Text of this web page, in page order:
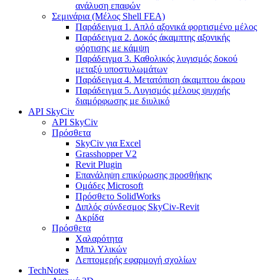
ανάλυση επαφών
Σεμινάρια (Μέλος Shell FEA)
Παράδειγμα 1. Απλό αξονικά φορτισμένο μέλος
Παράδειγμα 2. Δοκός άκαμπτης αξονικής
φόρτισης με κάμψη
Παράδειγμα 3. Καθολικός λυγισμός δοκού
μεταξύ υποστυλωμάτων
Παράδειγμα 4. Μετατόπιση άκαμπτου άκρου
Παράδειγμα 5. Λυγισμός μέλους ψυχρής
διαμόρφωσης με διυλικό
API SkyCiv
API SkyCiv
Πρόσθετα
SkyCiv για Excel
Grasshopper V2
Revit Plugin
Επανάληψη επικύρωσης προσθήκης
Ομάδες Microsoft
Πρόσθετο SolidWorks
Διπλός σύνδεσμος SkyCiv-Revit
Ακρίδα
Πρόσθετα
Χαλαρότητα
Μπιλ Υλικών
Λεπτομερής εφαρμογή σχολίων
TechNotes